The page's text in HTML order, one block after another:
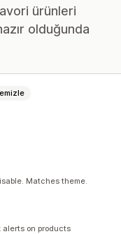
ürünleri
olduğunda
Matches theme.
on products